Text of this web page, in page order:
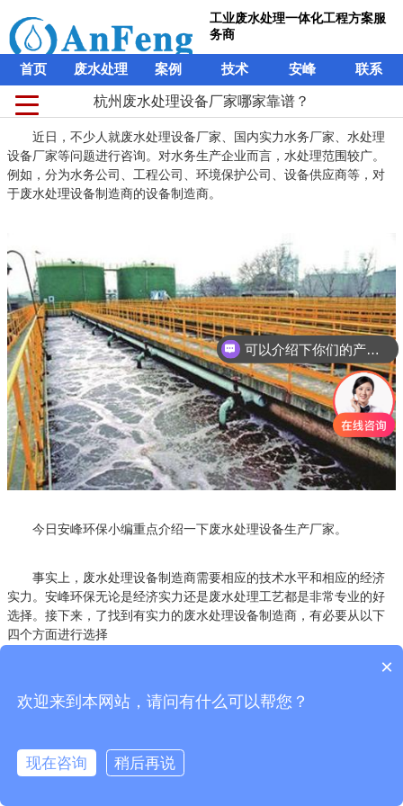
工业废水处理一体化工程方案服
务商
首页 废水处理 案例 技术 安峰 联系
杭州废水处理设备厂家哪家靠谱？
近日，不少人就废水处理设备厂家、国内实力水务厂家、水处理
设备厂家等问题进行咨询。对水务生产企业而言，水处理范围较广。
例如，分为水务公司、工程公司、环境保护公司、设备供应商等，对
于废水处理设备制造商的设备制造商。
今日安峰环保小编重点介绍一下废水处理设备生产厂家。
事实上，废水处理设备制造商需要相应的技术水平和相应的经济
实力。安峰环保无论是经济实力还是废水处理工艺都是非常专业的好
选择。接下来，了找到有实力的废水处理设备制造商，有必要从以下
四个方面进行选择
企业名称，可以查询该企业的注册资本、注册资本(注册资本也是实力
的体现)、注册地址(是否在工业园区、办公场所、一般不设工厂的贸易
可以介绍下你们的产品么？
×
欢迎来到本网站，请问有什么可以帮您？
现在咨询 稍后再说